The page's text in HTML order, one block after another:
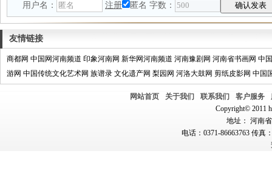
用户名： 注册 匿名 字数：
友情链接
商都网 中国网河南频道 印象河南网 新华网河南频道 河南豫剧网 河南省书画网 中
游网 中国传统文化艺术网 族谱录 文化遗产网 梨园网 河洛大鼓网 剪纸皮影网 中国
网站首页 关于我们 联系我们 客户服务
Copyright© 2011
地址： 河南
电话：0371-86663763 传真